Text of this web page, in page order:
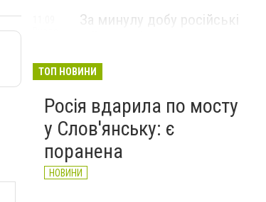
За минулу добу російські
великої війни: 6 серпня
ТОП НОВИНИ
Росія вдарила по мосту
у Слов'янську: є
поранена
НОВИНИ